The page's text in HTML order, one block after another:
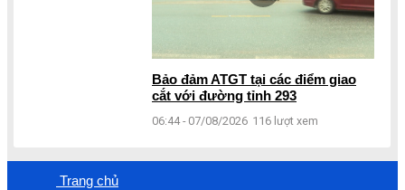
Bảo đảm ATGT tại các điểm giao
cắt với đường tỉnh 293
06:44 - 07/08/2026 116 lượt xem
Trang chủ